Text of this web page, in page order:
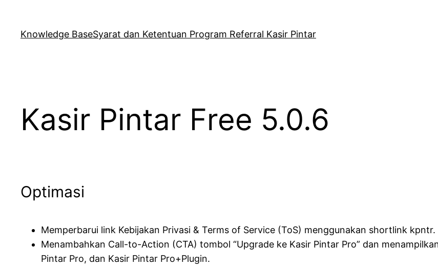
content
Knowledge BaseSyarat dan Ketentuan Program Referral Kasir Pintar
Kasir Pintar Free 5.0.6
Optimasi
Memperbarui link Kebijakan Privasi & Terms of Service (ToS) menggunakan shortlink kpntr.
Menambahkan Call-to-Action (CTA) tombol “Upgrade ke Kasir Pintar Pro” dan
Pintar Pro, dan Kasir Pintar Pro+Plugin.